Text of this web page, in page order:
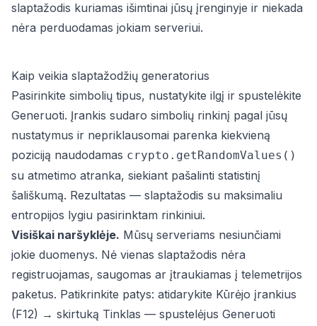
slaptažodis kuriamas išimtinai jūsų įrenginyje ir niekada
nėra perduodamas jokiam serveriui.
Kaip veikia slaptažodžių generatorius
Pasirinkite simbolių tipus, nustatykite ilgį ir spustelėkite
Generuoti. Įrankis sudaro simbolių rinkinį pagal jūsų
nustatymus ir nepriklausomai parenka kiekvieną
poziciją naudodamas crypto.getRandomValues()
su atmetimo atranka, siekiant pašalinti statistinį
šališkumą. Rezultatas — slaptažodis su maksimaliu
entropijos lygiu pasirinktam rinkiniui.
Visiškai naršyklėje. Mūsų serveriams nesiunčiami
jokie duomenys. Nė vienas slaptažodis nėra
registruojamas, saugomas ar įtraukiamas į telemetrijos
paketus. Patikrinkite patys: atidarykite Kūrėjo įrankius
(F12) → skirtuką Tinklas — spustelėjus Generuoti